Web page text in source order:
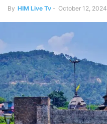
By HIM Live Tv - October 12, 2024